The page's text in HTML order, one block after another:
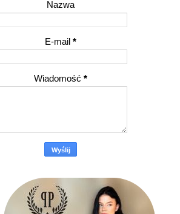
Nazwa
E-mail*
Wiadomość*